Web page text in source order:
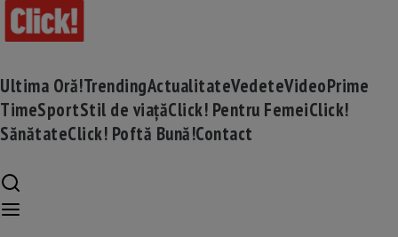
Ultima Oră!TrendingActualitateVedeteVideoPrime
TimeSportStil de viațăClick! Pentru FemeiClick!
SănătateClick! Poftă Bună!Contact